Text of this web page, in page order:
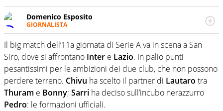
Domenico Esposito
GIORNALISTA
Da vent’anni in campo e sul campo per vivere ogni evento
in tutte le sue sfaccettature. Passione smisurata per il
calcio e per la sfera di cuoio. Il pallone è una cosa
serissima, guai a dirgli di no
Il big match dell’11a giornata di Serie A va in scena a San
Siro, dove si affrontano Inter e Lazio. In palio punti
pesantissimi per le ambizioni dei due club, che non possono
perdere terreno. Chivu ha scelto il partner di Lautaro tra
Thuram e Bonny; Sarri ha deciso sull’incubo nerazzurro
Pedro: le formazioni ufficiali.